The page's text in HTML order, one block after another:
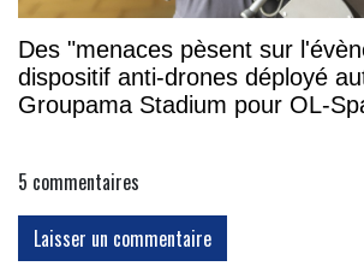
Des "menaces pèsent sur
dispositif anti-drones déployé
Groupama Stadium pour OL-
5 commentaires
Laisser un commentaire